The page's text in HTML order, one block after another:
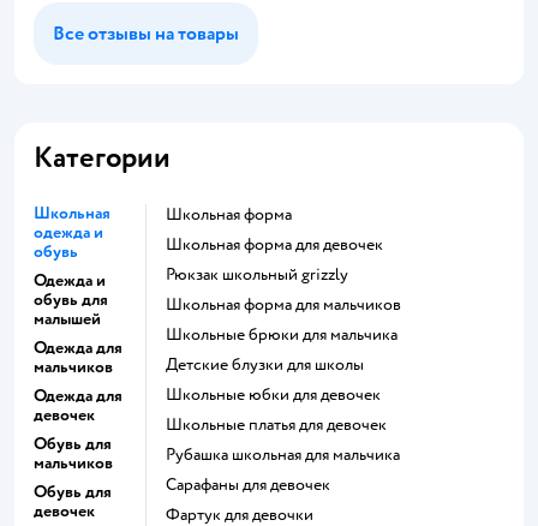
Все отзывы на товары
Категории
Школьная
одежда и
обувь
Одежда и
обувь для
малышей
Одежда для
мальчиков
Одежда для
девочек
Обувь для
мальчиков
Обувь для
девочек
Школьная форма
Школьная форма для девочек
Рюкзак школьный grizzly
Школьная форма для мальчиков
Школьные брюки для мальчика
Детские блузки для школы
Школьные юбки для девочек
Школьные платья для девочек
Рубашка школьная для мальчика
Сарафаны для девочек
Фартук для девочки